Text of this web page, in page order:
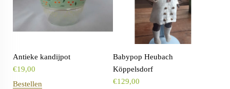
Antieke kandijpot
€19,00
Bestellen
Babypop Heubach
Köppelsdorf
€129,00